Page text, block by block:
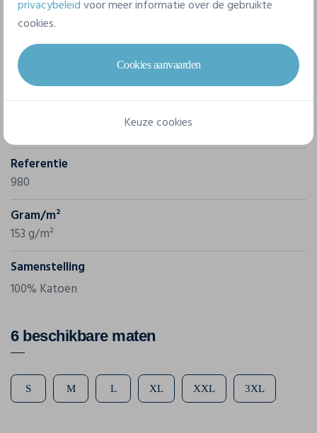
Eigenschappen
Referentie
980
Gram/m²
153 g/m²
Samenstelling
100% Katoen
6 beschikbare maten
S M L XL XXL 3XL
privacybeleidvoor meer informatie over de gebruikte
cookies.
Cookies aanvaarden
Keuze cookies